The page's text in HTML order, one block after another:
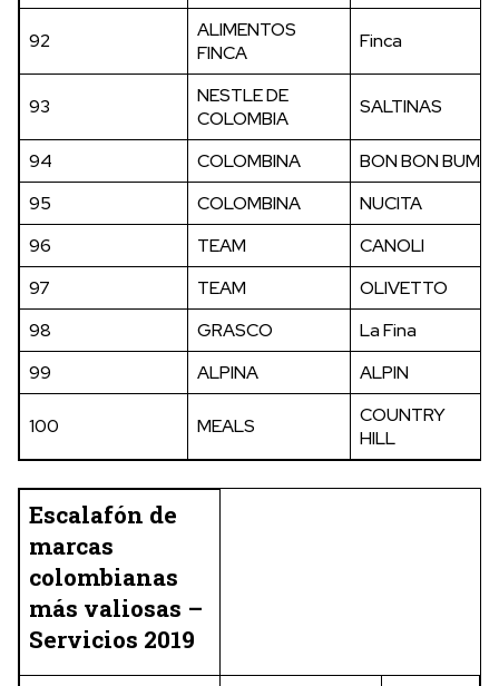
92
ALIMENTOS
FINCA
Finca
93
NESTLE DE
COLOMBIA
SALTINAS
94 COLOMBINA
BON BON BUM
95
COLOMBINA
NUCITA
96
TEAM
CANOLI
97
TEAM
OLIVETTO
98
GRASCO
La Fina
99
ALPINA ALPIN
100 MEALS
COUNTRY
HILL
Escalafón de
marcas
colombianas
más valiosas –
Servicios 2019